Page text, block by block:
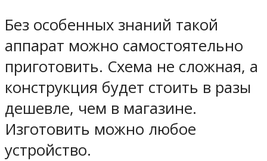
Без особенных знаний такой
аппарат можно самостоятельно
приготовить. Схема не сложная, а
конструкция будет стоить в разы
дешевле, чем в магазине.
Изготовить можно любое
устройство.